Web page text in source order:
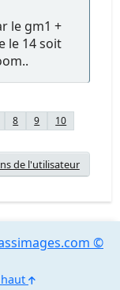
le gm1 +
le 14 soit
8 9
10
de l'utilisateur
©